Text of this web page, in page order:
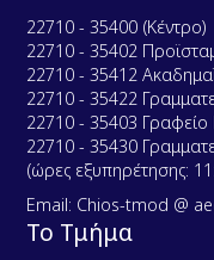
22710 - 35400 (Κέντρο)
22710 - 35402
22710 - 35412
22710 - 35422
22710 - 35403 Γραφείο
22710 - 35430
(ώρες εξυπηρέτησης:
Email: Chios-tmod @
Το Τμήμα